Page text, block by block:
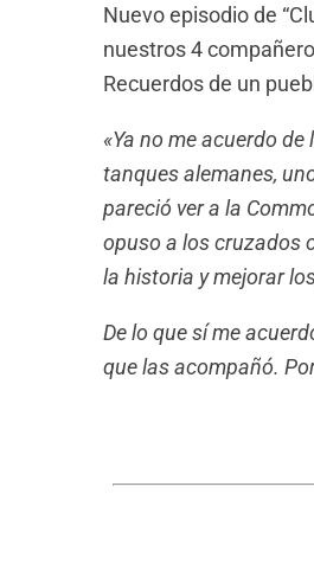
Nuevo episodio de
nuestros 4
Recuerdos de un
«Ya no me acuerdo
tanques alemanes,
pareció ver a la
opuso a los cruzados
la historia y mejorar
De lo que sí me
que las acompañó.